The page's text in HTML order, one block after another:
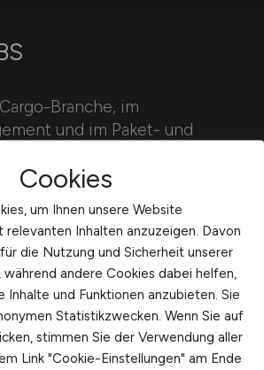
Branche, im
und im Paket- und
für qualifizierte
schalten
Cookies
um Ihnen unsere Website
Inhalten anzuzeigen. Davon
die Nutzung und Sicherheit unserer
andere Cookies dabei helfen,
Inhalte und Funktionen anzubieten. Sie
Statistikzwecken. Wenn Sie auf
stimmen Sie der Verwendung aller
Link "Cookie-Einstellungen" am Ende